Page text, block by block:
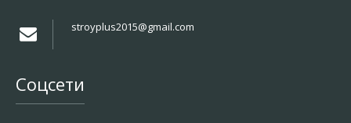
stroyplus2015@gmail.com
Соцсети